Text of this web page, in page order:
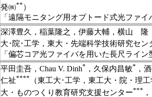
発㈱** ）
「遠隔モニタング用オプトード式光ファ
深澤豊久，稲葉隆之，伊藤大輔，横山 隆
大･院･工学，東大・先端科学技術研究セン
「偏芯コア光ファイバを用いた長尺ライ
平田圭吾，Chau V. Dinh* ，久保内昌敏* ，
仁祉****
（東工大･工学，東工大・院・理
大・ものつくり教育研究支援センター***